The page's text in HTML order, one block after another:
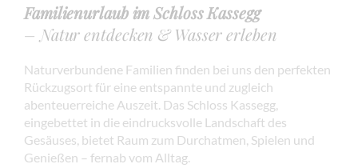
Familienurlaub im Schloss Kassegg
– Natur entdecken & Wasser erleben
Naturverbundene Familien finden bei uns den perfekten
Rückzugsort für eine entspannte und zugleich
abenteuerreiche Auszeit. Das Schloss Kassegg,
eingebettet in die eindrucksvolle Landschaft des
Gesäuses, bietet Raum zum Durchatmen, Spielen und
Genießen – fernab vom Alltag.